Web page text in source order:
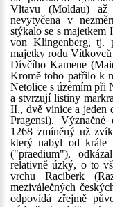
Vltavu (Moldau) až
nevytyčena v
stýkalo se s
von Klingenberg, tj.
majetky rodu
Dívčího Kamene
Kromě toho patřilo k
Netolice s územím při
a stvrzují listiny
II., dvě vinice a jeden
Pragensi).
1268 zmíněný už
který nabyl od krále
("praedium"),
relativně úzký, o to
vrchu Raciberk
meziválečných
odpovídá zřejmě